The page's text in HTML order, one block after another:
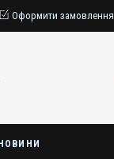
Оформити замовлення